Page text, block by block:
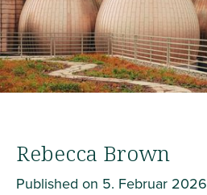
Rebecca Brown
Published on 5. Februar 2026